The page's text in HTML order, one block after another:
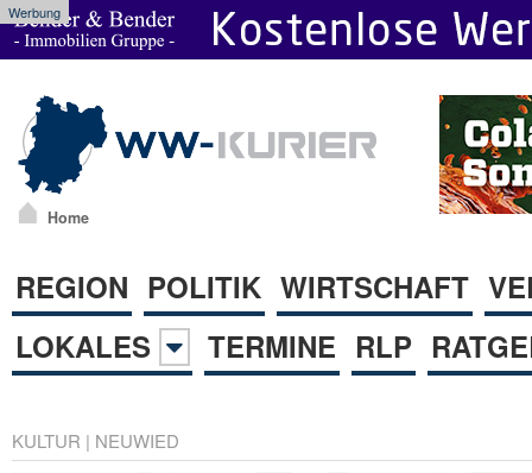
Werbung
Home
REGION POLITIK WIRTSCHAFT
LOKALES
TERMINE RLP
KULTUR | NEUWIED